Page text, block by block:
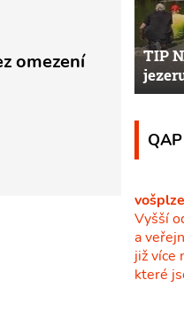
omezení
TIP
Vyšší
a
již více
které